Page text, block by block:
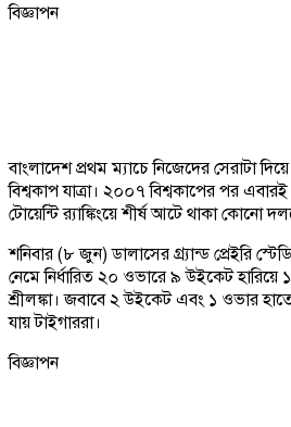
বিজ্ঞাপন
বাংলাদেশ প্রথম ম্যাচে নিজেদের সেরাটা
বিশ্বকাপ যাত্রা। ২০০৭ বিশ্বকাপের পর
টোয়েন্টি র‍্যাঙ্কিংয়ে শীর্ষ আটে থাকা কোনো
শনিবার (৮ জুন) ডালাসের গ্র্যান্ড প্রেইরি
নেমে নির্ধারিত ২০ ওভারে ৯ উইকেট হারিয়ে
শ্রীলঙ্কা। জবাবে ২ উইকেট এবং ১ ওভার
যায় টাইগাররা।
বিজ্ঞাপন